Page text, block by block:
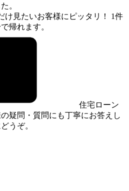
。
け見たいお客様にピッタリ！ 1件
帰れます。
住宅ローン
疑問・質問にも丁寧にお答えし
うぞ。